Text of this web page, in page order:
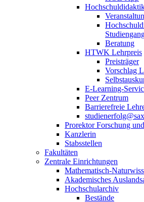
Beratung
HTWK Lehrpreis
Preisträger
Vorschlag
E-Learning-
Peer Zentrum
Barrierefreie
Prorektor Forschung
Kanzlerin
Stabsstellen
Fakultäten
Zentrale Einrichtungen
Mathematisch-
Akademisches
Hochschularchiv
Bestände